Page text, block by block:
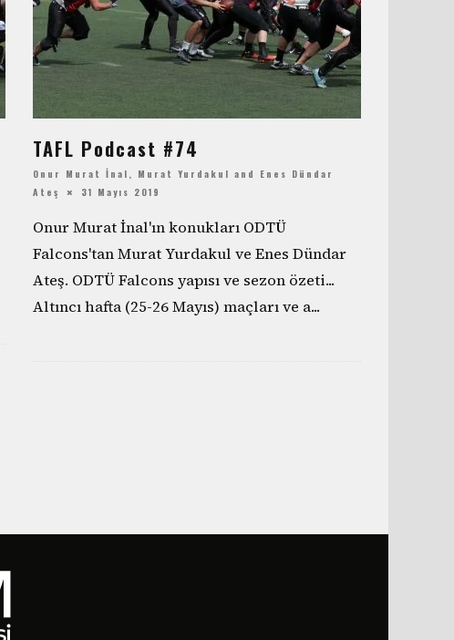
TAFL Podcast #74
Onur Murat İnal , Murat Yurdakul and Enes Dündar
Ateş
31 Mayıs 2019
Onur Murat İnal'ın konukları ODTÜ
Falcons'tan Murat Yurdakul ve Enes Dündar
Ateş. ODTÜ Falcons yapısı ve sezon özeti...
Altıncı hafta (25-26 Mayıs) maçları ve a...